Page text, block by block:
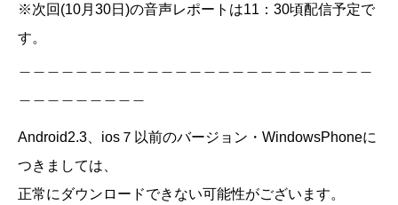
※次回(10月30日)の音声レポートは11：30頃配信予定で
す。
Android2.3、ios７以前のバージョン・WindowsPhoneに
つきましては、
正常にダウンロードできない可能性がございます。